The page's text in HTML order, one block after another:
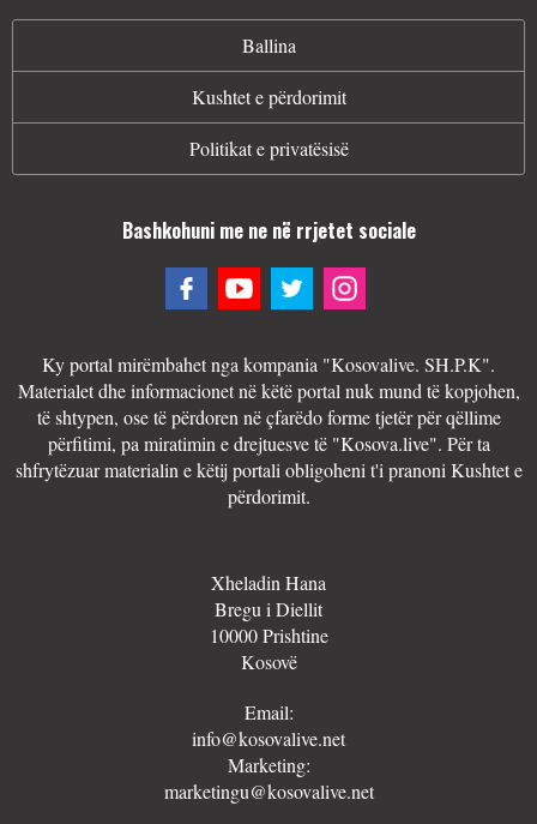
Ballina
Kushtet e përdorimit
Politikat e privatësisë
Bashkohuni me ne në rrjetet sociale
Ky portal mirëmbahet nga kompania "Kosovalive. SH.P.K".
Materialet dhe informacionet në këtë portal nuk mund të kopjohen,
të shtypen, ose të përdoren në çfarëdo forme tjetër për qëllime
përfitimi, pa miratimin e drejtuesve të "Kosova.live". Për ta
shfrytëzuar materialin e këtij portali obligoheni t'i pranoni Kushtet e
përdorimit.
Xheladin Hana
Bregu i Diellit
10000 Prishtine
Kosovë
Email:
info@kosovalive.net
Marketing:
marketingu@kosovalive.net